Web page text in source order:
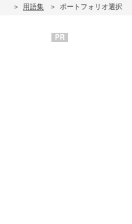
用語集
ポートフォリオ選択
PR